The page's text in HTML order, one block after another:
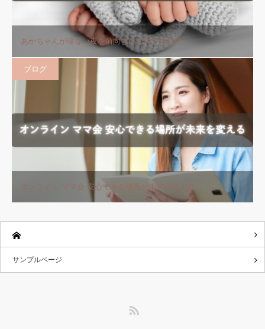
あかちゃんが寝ない夜を前向きに工夫する方法
ブログ
オンライン ママ会 安心できる場所が未来を変える
サンプルページ